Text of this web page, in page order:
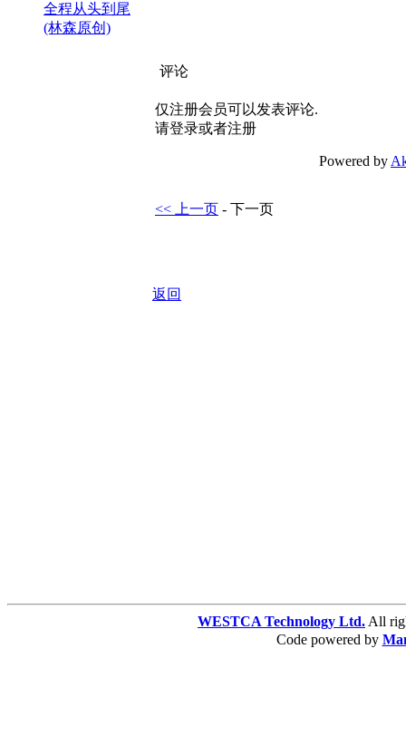
全程从头到尾
(林森原创)
评论
仅注册会员可以发表评论.
请登录或者注册
Powered by
<< 上一页 - 下一页
返回
WESTCA Technology Ltd. All
Code powered by